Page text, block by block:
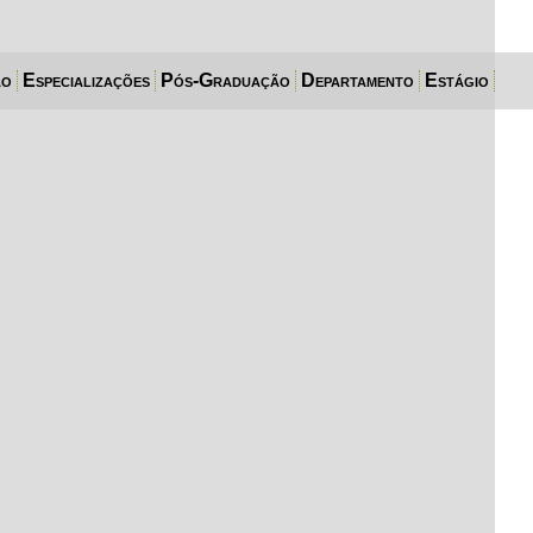
Especializações Pós-Graduação Departamento Estágio